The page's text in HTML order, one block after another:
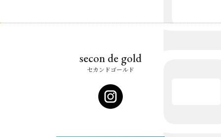
secon de gold
セカンドゴールド